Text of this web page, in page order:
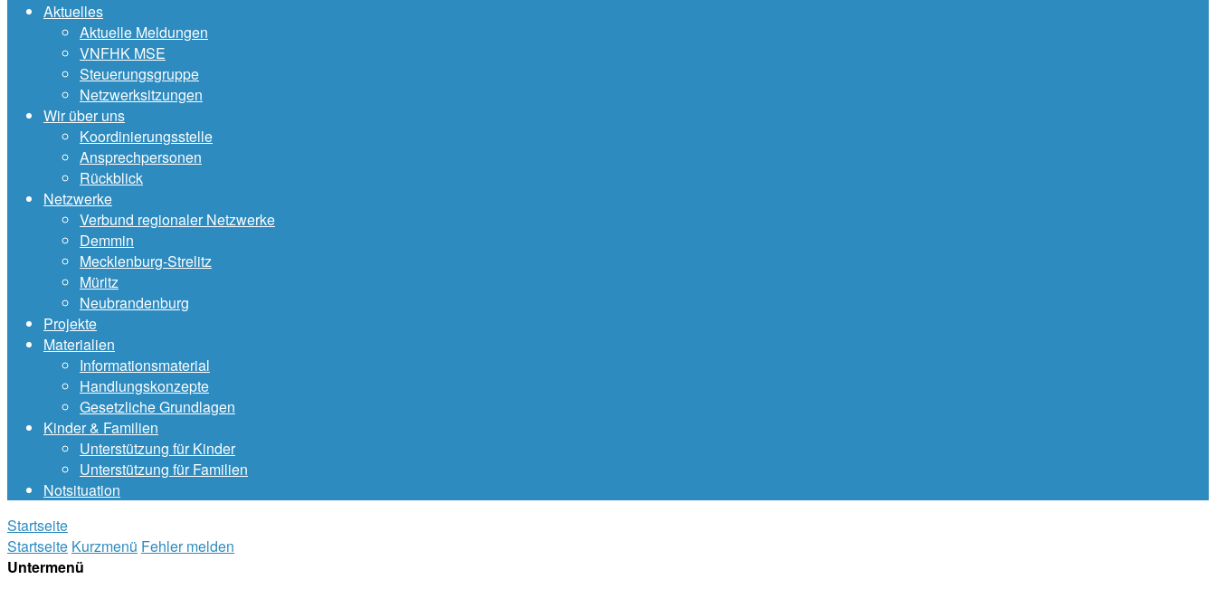
Aktuelles
Aktuelle Meldungen
VNFHK MSE
Steuerungsgruppe
Netzwerksitzungen
Wir über uns
Koordinierungsstelle
Ansprechpersonen
Rückblick
Netzwerke
Verbund regionaler Netzwerke
Demmin
Mecklenburg-Strelitz
Müritz
Neubrandenburg
Projekte
Materialien
Informationsmaterial
Handlungskonzepte
Gesetzliche Grundlagen
Kinder & Familien
Unterstützung für Kinder
Unterstützung für Familien
Notsituation
Startseite
Startseite Kurzmenü Fehler melden
Untermenü